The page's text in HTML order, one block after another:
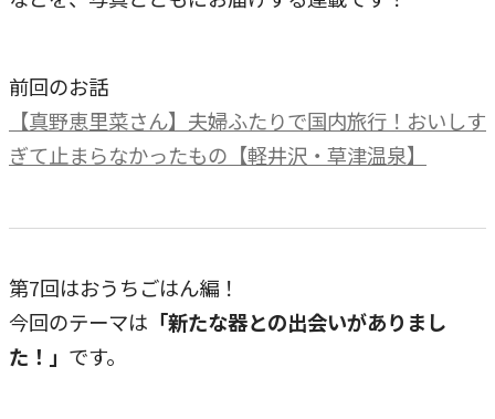
前回のお話
【真野恵里菜さん】夫婦ふたりで国内旅行！おいしす
ぎて止まらなかったもの【軽井沢・草津温泉】
第7回はおうちごはん編！
今回のテーマは 「新たな器との出会いがありまし
た！」 です。